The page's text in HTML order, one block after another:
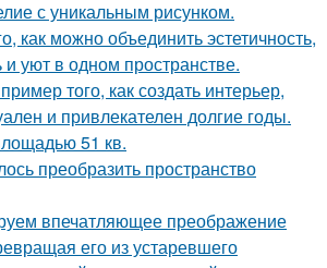
с уникальным рисунком.
как можно объединить эстетичность,
уют в одном пространстве.
того, как создать интерьер,
и привлекателен долгие годы.
51 кв.
преобразить пространство
впечатляющее преображение
его из устаревшего